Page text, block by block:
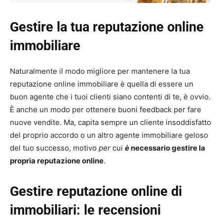
Gestire la tua reputazione online
immobiliare
Naturalmente il modo migliore per mantenere la tua
reputazione online immobiliare è quella di essere un
buon agente che i tuoi clienti siano contenti di te, è ovvio.
È anche un modo per ottenere buoni feedback per fare
nuove vendite. Ma, capita sempre un cliente insoddisfatto
del proprio accordo o un altro agente immobiliare geloso
del tuo successo, motivo per cui ènecessario gestire la
propria reputazione online.
Gestire reputazione online di
immobiliari: le recensioni